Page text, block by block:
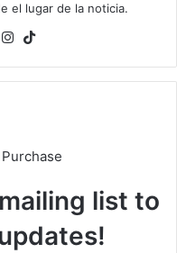
el lugar de la noticia.
YouTubeInstagram
list to